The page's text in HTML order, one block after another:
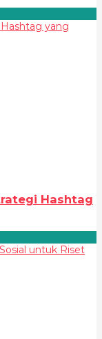
Hashtag